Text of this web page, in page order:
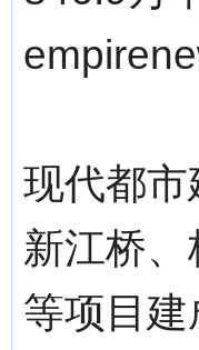
现代都
新江桥
等项目